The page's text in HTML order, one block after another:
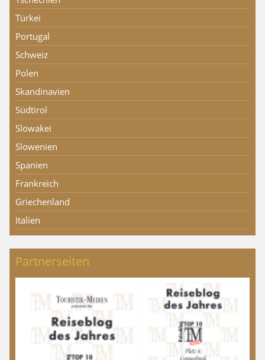
Türkei
Portugal
Schweiz
Polen
Skandinavien
Südtirol
Slowakei
Slowenien
Spanien
Frankreich
Griechenland
Italien
Partnerseiten